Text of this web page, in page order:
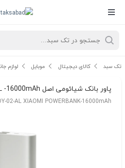
تک سبد کالای دیجیتال موبایل لوازم
پاور بانک شیائومی اصل NDY-02-AL -16000mAh
02-AL XIAOMI POWERBANK-16000mAh